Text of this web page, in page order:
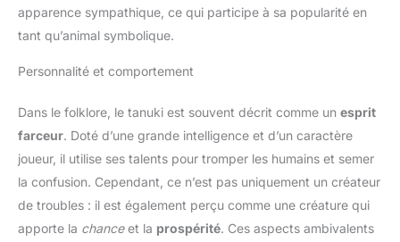
apparence sympathique, ce qui participe à sa popularité en
tant qu’animal symbolique.
Personnalité et comportement
Dans le folklore, le tanuki est souvent décrit comme un esprit
farceur. Doté d’une grande intelligence et d’un caractère
joueur, il utilise ses talents pour tromper les humains et semer
la confusion. Cependant, ce n’est pas uniquement un créateur
de troubles : il est également perçu comme une créature qui
apporte la chanceet la prospérité. Ces aspects ambivalents